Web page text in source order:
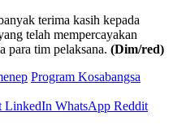
terima kasih kepada
telah mempercayakan
tim pelaksana. (Dim/red)
Program Kosabangsa
LinkedIn WhatsApp Reddit